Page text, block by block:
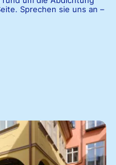
Sprechen sie uns an –